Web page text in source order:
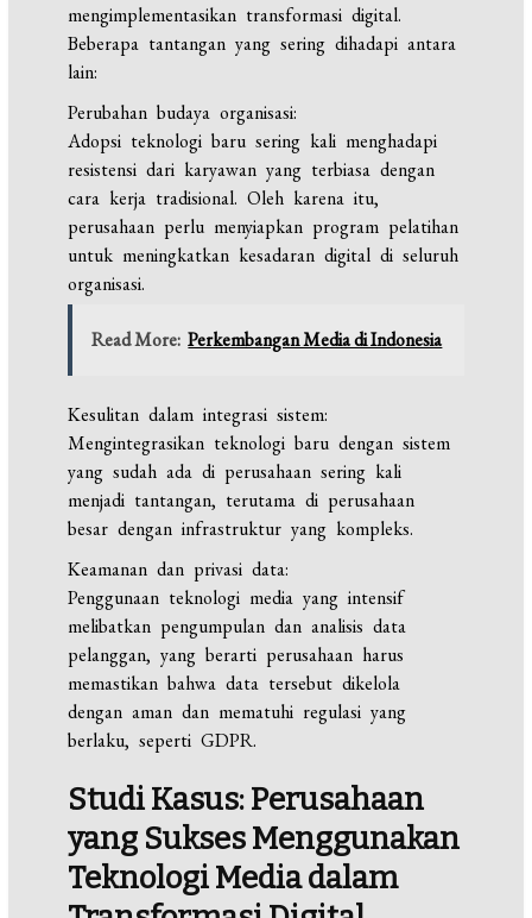
mengimplementasikan transformasi digital.
Beberapa tantangan yang sering dihadapi antara
lain:
Perubahan budaya organisasi:
Adopsi teknologi baru sering kali menghadapi
resistensi dari karyawan yang terbiasa dengan
cara kerja tradisional. Oleh karena itu,
perusahaan perlu menyiapkan program pelatihan
untuk meningkatkan kesadaran digital di seluruh
organisasi.
Read More: Perkembangan Media di Indonesia
Kesulitan dalam integrasi sistem:
Mengintegrasikan teknologi baru dengan sistem
yang sudah ada di perusahaan sering kali
menjadi tantangan, terutama di perusahaan
besar dengan infrastruktur yang kompleks.
Keamanan dan privasi data:
Penggunaan teknologi media yang intensif
melibatkan pengumpulan dan analisis data
pelanggan, yang berarti perusahaan harus
memastikan bahwa data tersebut dikelola
dengan aman dan mematuhi regulasi yang
berlaku, seperti GDPR.
Studi Kasus: Perusahaan
yang Sukses Menggunakan
Teknologi Media dalam